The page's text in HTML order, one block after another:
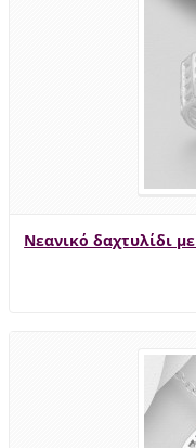
Νεανικό δαχτυλίδι